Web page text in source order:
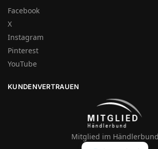
Facebook
X
Instagram
Pinterest
YouTube
KUNDENVERTRAUEN
Mitglied im Händlerbund